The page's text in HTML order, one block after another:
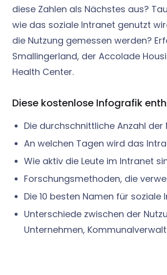
diese Zahlen als Nächstes aus?
wie das soziale Intranet genutzt
die Nutzung gemessen werden?
Smallingerland, der Accolade
Health Center.
Diese kostenlose Infografik
Die durchschnittliche Anzahl der
An welchen Tagen wird das
Wie aktiv die Leute im Intranet
Forschungsmethoden, die
Die 10 besten Namen für soziale
Unterschiede zwischen der
Unternehmen,